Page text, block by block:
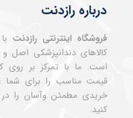
درباره رازدنت
فروشگاه اینترنتی رازدنت
کالاهای دندانپزشکی اصل و
است. ما با تمرکز بر
قیمت مناسب را برای شما
خریدی مطمئن وآسان را در
کنید.